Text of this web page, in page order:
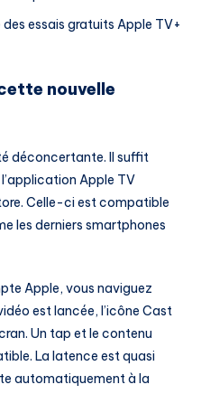
essais gratuits Apple TV+
nouvelle
déconcertante. Il suffit
Apple TV
Celle-ci est compatible
les derniers smartphones
Apple, vous naviguez
est lancée, l’icône Cast
Un tap et le contenu
La latence est quasi
automatiquement à la